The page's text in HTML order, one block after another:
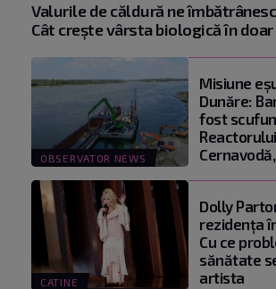
Valurile de căldură ne
Cât crește vârsta biologică în
OBSERVATOR NEWS
Misiune
Dunăre:
fost
CATINE
Dolly
rezidența
Cu ce
sănătate
artista